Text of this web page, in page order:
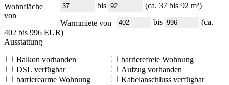
Wohnfläche
von
bis (ca. 37 bis 92 m²)
Warmmiete von bis
(ca.
402 bis 996 EUR)
Ausstattung
Balkon vorhanden
barrierefreie Wohnung
DSL verfügbar
Aufzug vorhanden
barrierearme Wohnung
Kabelanschluss verfügbar